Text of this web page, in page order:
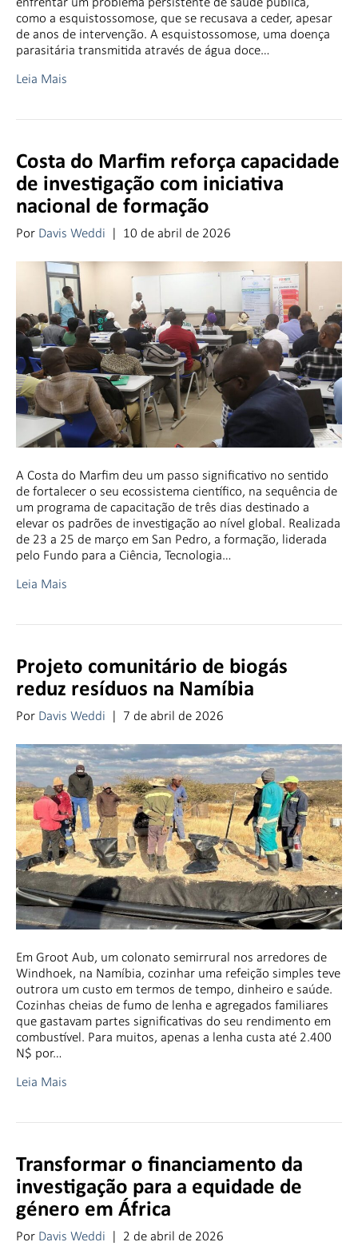
como a esquistossomose, que se recusava a ceder, apesar
de anos de intervenção. A esquistossomose, uma doença
parasitária transmitida através de água doce…
Leia Mais
Costa do Marfim reforça capacidade
de investigação com iniciativa
nacional de formação
Por Davis Weddi | 10 de abril de 2026
A Costa do Marfim deu um passo significativo no sentido
de fortalecer o seu ecossistema científico, na sequência de
um programa de capacitação de três dias destinado a
elevar os padrões de investigação ao nível global. Realizada
de 23 a 25 de março em San Pedro, a formação, liderada
pelo Fundo para a Ciência, Tecnologia…
Leia Mais
Projeto comunitário de biogás
reduz resíduos na Namíbia
Por Davis Weddi | 7 de abril de 2026
Em Groot Aub, um colonato semirrural nos arredores de
Windhoek, na Namíbia, cozinhar uma refeição simples teve
outrora um custo em termos de tempo, dinheiro e saúde.
Cozinhas cheias de fumo de lenha e agregados familiares
que gastavam partes significativas do seu rendimento em
combustível. Para muitos, apenas a lenha custa até 2.400
N$ por…
Leia Mais
Transformar o financiamento da
investigação para a equidade de
género em África
Por Davis Weddi | 2 de abril de 2026